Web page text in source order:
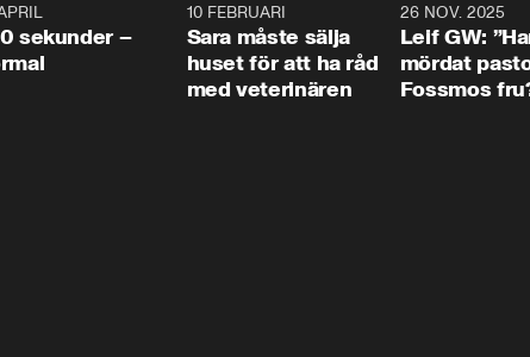
sekunder –
10 FEBRUARI
Sara måste sälja
huset för att ha råd
med veterinären
26 NOV. 2025
Leif GW:
mördat
Fossmos